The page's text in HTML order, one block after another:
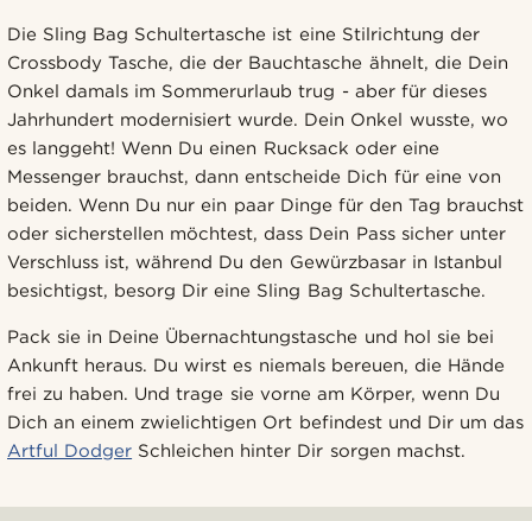
Die Sling Bag Schultertasche ist eine Stilrichtung der
Crossbody Tasche, die der Bauchtasche ähnelt, die Dein
Onkel damals im Sommerurlaub trug - aber für dieses
Jahrhundert modernisiert wurde. Dein Onkel wusste, wo
es langgeht! Wenn Du einen Rucksack oder eine
Messenger brauchst, dann entscheide Dich für eine von
beiden. Wenn Du nur ein paar Dinge für den Tag brauchst
oder sicherstellen möchtest, dass Dein Pass sicher unter
Verschluss ist, während Du den Gewürzbasar in Istanbul
besichtigst, besorg Dir eine Sling Bag Schultertasche.
Pack sie in Deine Übernachtungstasche und hol sie bei
Ankunft heraus. Du wirst es niemals bereuen, die Hände
frei zu haben. Und trage sie vorne am Körper, wenn Du
Dich an einem zwielichtigen Ort befindest und Dir um das
Artful Dodger Schleichen hinter Dir sorgen machst.